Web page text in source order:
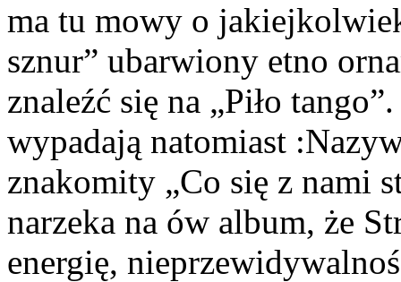
ma tu mowy o
sznur” ubarwiony etno
znaleźć się na „Piło
wypadają natomiast
znakomity „Co się z nami
narzeka na ów album, że
energię,